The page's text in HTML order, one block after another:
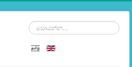
සොයන්න...